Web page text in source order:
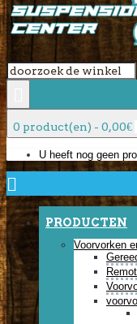
0 product(en) - 0,00€
U heeft nog geen
PRODUCTEN
Voorvorken